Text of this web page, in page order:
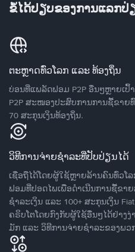
ຂໍ້ໄດ້ປຽບຂອງການແລກປ່
ຕະຫຼາດທົ່ວໂລກ ແລະ ທ້ອງຖິ່ນ
ບ່ອນທີ່ແພລັດຟອມ P2P ອື່ນໆຫຼາຍເປົ້
P2P ສະໜອງປະສົບການການຊື້ຂາຍ
70 ສະກຸນເງິນທ້ອງຖິ່ນ.
ວິທີການຈ່າຍຊຳລະທີ່ປັບປ່ຽນໄດ້
ເຊື່ອຖືໄດ້ໂດຍຜູ້ໃຊ້ຫຼາຍລ້ານຄົນທົ່ວໂ
ຟອມທີ່ປອດໄພເພື່ອດໍາເນີນການຊື້ຂາ
ຊໍາລະເງິນ ແລະ 100+ ສະກຸນເງິນ
ຄຣິບໂຕໂດຍກົງກັບຜູ້ໃຊ້ອື່ນໆໄດ້ຢ່າງ
ມັກ ແລະ ວິທີການຈ່າຍຊຳລະຂອງພວ